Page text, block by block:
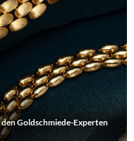
Goldschmiede-Experten